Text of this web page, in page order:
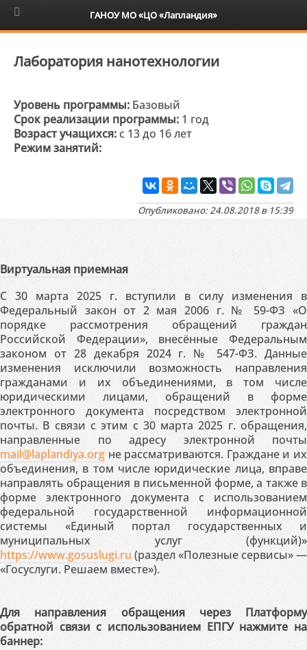
6+
Лаборатория нанотехнологии
Уровень программы: Базовый
Срок реализации программы: 1 год
Возраст учащихся: с 13 до 16 лет
Режим занятий:
Опубликовано: 24.08.2018 в 15:39
Виртуальная приемная
С 30 марта 2025 г. вступили в силу изменения в
Федеральный закон от 2 мая 2006 г. № 59-ФЗ «О
порядке рассмотрения обращений граждан
Российской Федерации», внесённые Федеральным
законом от 28 декабря 2024 г. № 547-ФЗ. Данные
изменения исключили возможность направления
гражданами и их объединениями, в том числе
юридическими лицами, обращений в форме
электронного документа посредством электронной
почты. В связи с этим с 30 марта 2025 г. обращения,
направленные по адресу электронной почты
mail@laplandiya.org не рассматриваются. Граждане и их
объединения, в том числе юридические лица, вправе
направлять обращения в письменной форме, а также в
форме электронного документа с использованием
федеральной государственной информационной
системы «Единый портал государственных и
муниципальных услуг (функций)»
https://www.gosuslugi.ru (раздел «Полезные сервисы» —
«Госуслуги. Решаем вместе»).
Для направления обращения через Платформу
обратной связи с использованием ЕПГУ нажмите на
баннер:
ГАНОУ МО «ЦО «Лапландия»